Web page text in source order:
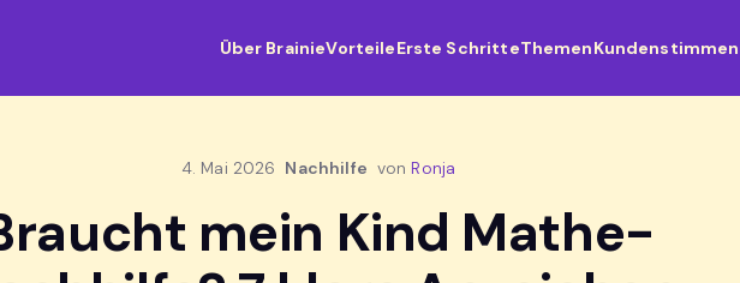
Über BrainieVorteileErste SchritteThemenKundenstimmen
4. Mai 2026 Nachhilfe von Ronja
mein Kind Mathe-